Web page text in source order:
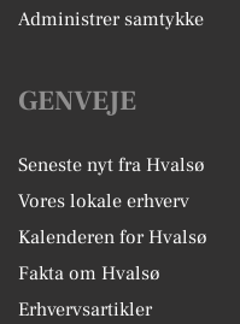
Administrer samtykke
GENVEJE
Seneste nyt fra Hvalsø
Vores lokale erhverv
Kalenderen for Hvalsø
Fakta om Hvalsø
Erhvervsartikler